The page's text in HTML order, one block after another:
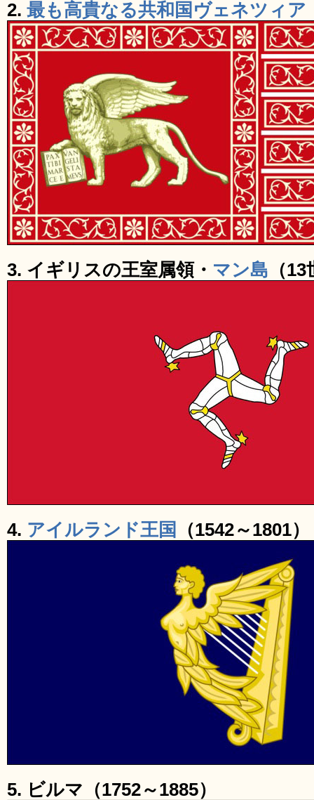
2. 最も高貴なる共和国ヴェネツィア
3. イギリスの王室属領・ マン島 （
4. アイルランド王国 （1542～1801）
5. ビルマ（1752～1885）